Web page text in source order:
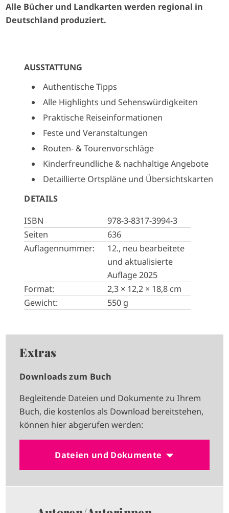
Alle Bücher und Landkarten werden regional in
Deutschland produziert.
AUSSTATTUNG
Authentische Tipps
Alle Highlights und Sehenswürdigkeiten
Praktische Reiseinformationen
Feste und Veranstaltungen
Routen- & Tourenvorschläge
Kinderfreundliche & nachhaltige Angebote
Detaillierte Ortspläne und Übersichtskarten
DETAILS
ISBN
978-3-8317-3994-3
Seiten
636
Auflagennummer:
12., neu bearbeitete
und aktualisierte
Auflage 2025
Format:
2,3 × 12,2 × 18,8 cm
Gewicht:
550 g
Extras
Downloads zum Buch
Begleitende Dateien und Dokumente zu Ihrem
Buch, die kostenlos als Download bereitstehen,
können hier abgerufen werden:
Dateien und Dokumente